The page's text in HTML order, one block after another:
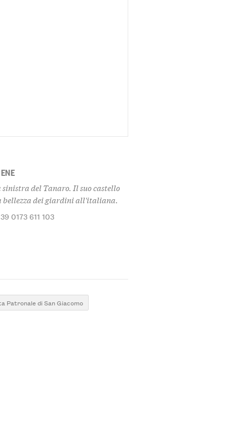
del Tanaro. Il suo castello
bellezza dei giardini all'italiana.
0173 611 103
Patronale di San Giacomo